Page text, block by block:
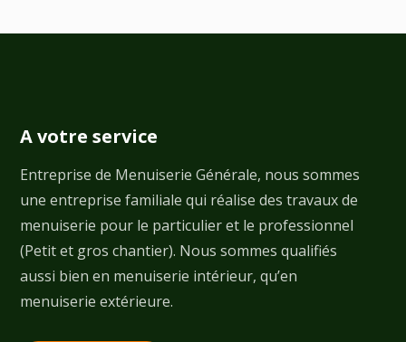
A votre service
Entreprise de Menuiserie Générale, nous sommes
une entreprise familiale qui réalise des travaux de
menuiserie pour le particulier et le professionnel
(Petit et gros chantier). Nous sommes qualifiés
aussi bien en menuiserie intérieur, qu’en
menuiserie extérieure.